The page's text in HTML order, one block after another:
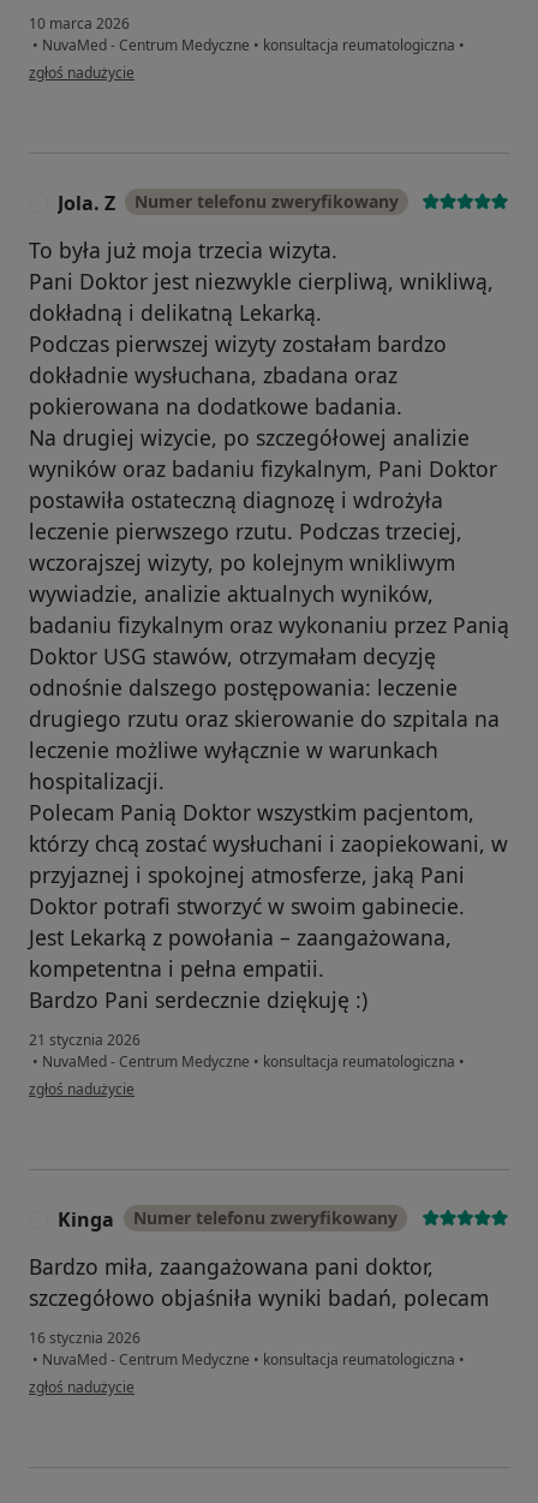
10 marca 2026
• NuvaMed - Centrum Medyczne • konsultacja reumatologiczna •
w opinii użytkownika J.
zgłoś nadużycie
Jola. Z Numer telefonu zweryfikowany
To była już moja trzecia wizyta.
Pani Doktor jest niezwykle cierpliwą, wnikliwą,
dokładną i delikatną Lekarką.
Podczas pierwszej wizyty zostałam bardzo
dokładnie wysłuchana, zbadana oraz
pokierowana na dodatkowe badania.
Na drugiej wizycie, po szczegółowej analizie
wyników oraz badaniu fizykalnym, Pani Doktor
postawiła ostateczną diagnozę i wdrożyła
leczenie pierwszego rzutu. Podczas trzeciej,
wczorajszej wizyty, po kolejnym wnikliwym
wywiadzie, analizie aktualnych wyników,
badaniu fizykalnym oraz wykonaniu przez Panią
Doktor USG stawów, otrzymałam decyzję
odnośnie dalszego postępowania: leczenie
drugiego rzutu oraz skierowanie do szpitala na
leczenie możliwe wyłącznie w warunkach
hospitalizacji.
Polecam Panią Doktor wszystkim pacjentom,
którzy chcą zostać wysłuchani i zaopiekowani, w
przyjaznej i spokojnej atmosferze, jaką Pani
Doktor potrafi stworzyć w swoim gabinecie.
Jest Lekarką z powołania – zaangażowana,
kompetentna i pełna empatii.
Bardzo Pani serdecznie dziękuję :)
21 stycznia 2026
• NuvaMed - Centrum Medyczne • konsultacja reumatologiczna •
w opinii użytkownika Jola. Z
zgłoś nadużycie
Kinga Numer telefonu zweryfikowany
Bardzo miła, zaangażowana pani doktor,
szczegółowo objaśniła wyniki badań, polecam
16 stycznia 2026
• NuvaMed - Centrum Medyczne • konsultacja reumatologiczna •
w opinii użytkownika Kinga
zgłoś nadużycie